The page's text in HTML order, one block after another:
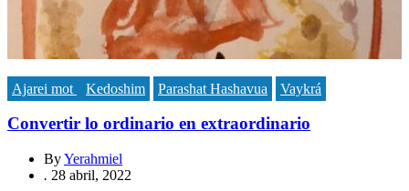
Ajarei mot Kedoshim Parashat Hashavua Vaykrá
Convertir lo ordinario en extraordinario
ByYerahmiel
. 28 abril, 2022